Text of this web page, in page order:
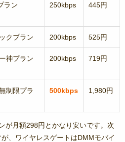
ラン 250kbps 445円
クプラン 200kbps 525円
神プラン 200kbps 719円
制限プラ
500kbps 1,980円
が月額298円とかなり安いです。次
、ワイヤレスゲートはDMMモバイ